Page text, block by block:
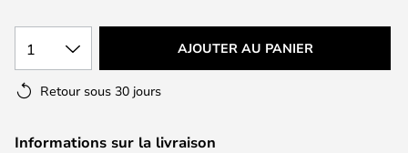
1 AJOUTER AU PANIER
Retour sous 30 jours
Informations sur la livraison